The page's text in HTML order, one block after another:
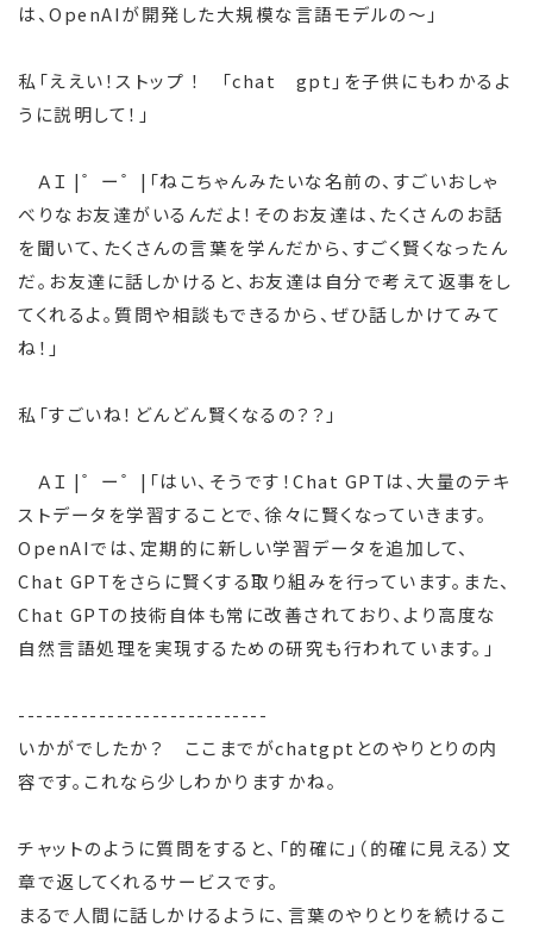
は、OpenAIが開発した大規模な言語モデルの～」
私「ええい！ストップ ！ 「chat gpt」を子供にもわかるよ
うに説明して！」
ＡＩ |゜ー゜|「ねこちゃんみたいな名前の、すごいおしゃ
べりなお友達がいるんだよ！そのお友達は、たくさんのお話
を聞いて、たくさんの言葉を学んだから、すごく賢くなったん
だ。お友達に話しかけると、お友達は自分で考えて返事をし
てくれるよ。質問や相談もできるから、ぜひ話しかけてみて
ね！」
私「すごいね！どんどん賢くなるの？？」
ＡＩ |゜ー゜|「はい、そうです！Chat GPTは、大量のテキ
ストデータを学習することで、徐々に賢くなっていきます。
OpenAIでは、定期的に新しい学習データを追加して、
Chat GPTをさらに賢くする取り組みを行っています。また、
Chat GPTの技術自体も常に改善されており、より高度な
自然言語処理を実現するための研究も行われています。」
----------------------------
いかがでしたか？ ここまでがchatgptとのやりとりの内
容です。これなら少しわかりますかね。
チャットのように質問をすると、「的確に」（的確に見える）文
章で返してくれるサービスです。
まるで人間に話しかけるように、言葉のやりとりを続けるこ